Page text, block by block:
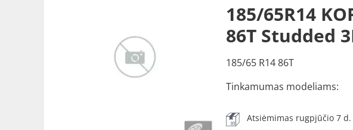
185/65R14
86T Studded
185/65 R14 86T
Tinkamumas modeliams:
Atsiėmimas rugpjūčio 7 d.